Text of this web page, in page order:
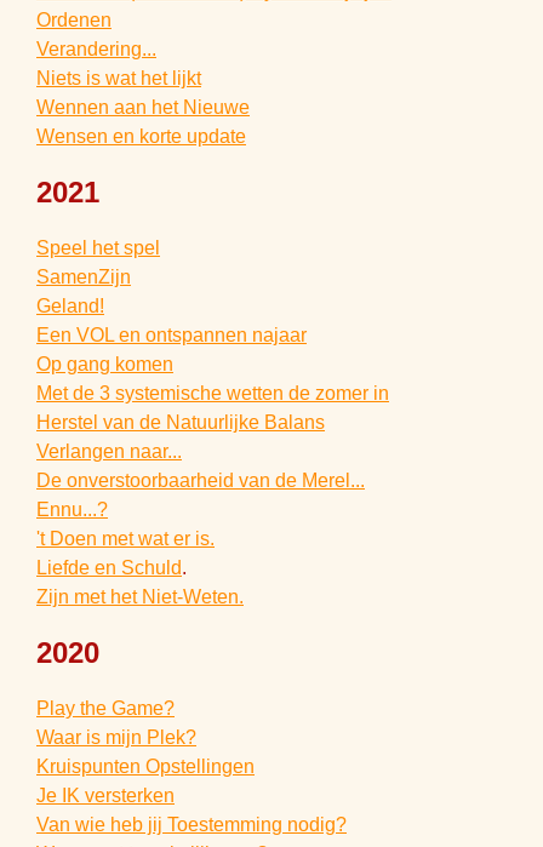
Ordenen
Verandering...
Niets is wat het lijkt
Wennen aan het Nieuwe
Wensen en korte update
2021
Speel het spel
SamenZijn
Geland!
Een VOL en ontspannen najaar
Op gang komen
Met de 3 systemische wetten de zomer in
Herstel van de Natuurlijke Balans
Verlangen naar...
De onverstoorbaarheid van de Merel...
Ennu...?
't Doen met wat er is.
Liefde en Schuld.
Zijn met het Niet-Weten.
2020
Play the Game?
Waar is mijn Plek?
Kruispunten Opstellingen
Je IK versterken
Van wie heb jij Toestemming nodig?